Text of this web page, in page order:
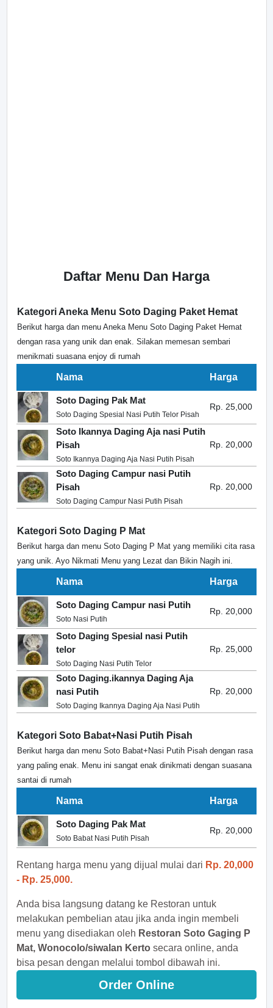
Daftar Menu Dan Harga
Kategori Aneka Menu Soto Daging Paket Hemat
Berikut harga dan menu Aneka Menu Soto Daging Paket Hemat
dengan rasa yang unik dan enak. Silakan memesan sembari
menikmati suasana enjoy di rumah
Nama Harga
Soto Daging Pak Mat
Soto Daging Spesial Nasi Putih Telor Pisah
Rp. 25,000
Soto Ikannya Daging Aja nasi Putih
Pisah
Soto Ikannya Daging Aja Nasi Putih Pisah
Rp. 20,000
Soto Daging Campur nasi Putih
Pisah
Soto Daging Campur Nasi Putih Pisah
Rp. 20,000
Kategori Soto Daging P Mat
Berikut harga dan menu Soto Daging P Mat yang memiliki cita rasa
yang unik. Ayo Nikmati Menu yang Lezat dan Bikin Nagih ini.
Nama Harga
Soto Daging Campur nasi Putih
Soto Nasi Putih
Rp. 20,000
Soto Daging Spesial nasi Putih
telor
Soto Daging Nasi Putih Telor
Rp. 25,000
Soto Daging.ikannya Daging Aja
nasi Putih
Soto Daging Ikannya Daging Aja Nasi Putih
Rp. 20,000
Kategori Soto Babat+Nasi Putih Pisah
Berikut harga dan menu Soto Babat+Nasi Putih Pisah dengan rasa
yang paling enak. Menu ini sangat enak dinikmati dengan suasana
santai di rumah
Nama Harga
Soto Daging Pak Mat
Soto Babat Nasi Putih Pisah
Rp. 20,000
Rentang harga menu yang dijual mulai dari Rp. 20,000
- Rp. 25,000.
Anda bisa langsung datang ke Restoran untuk
melakukan pembelian atau jika anda ingin membeli
menu yang disediakan oleh Restoran Soto Gaging P
Mat, Wonocolo/siwalan Kerto secara online, anda
bisa pesan dengan melalui tombol dibawah ini.
Order Online